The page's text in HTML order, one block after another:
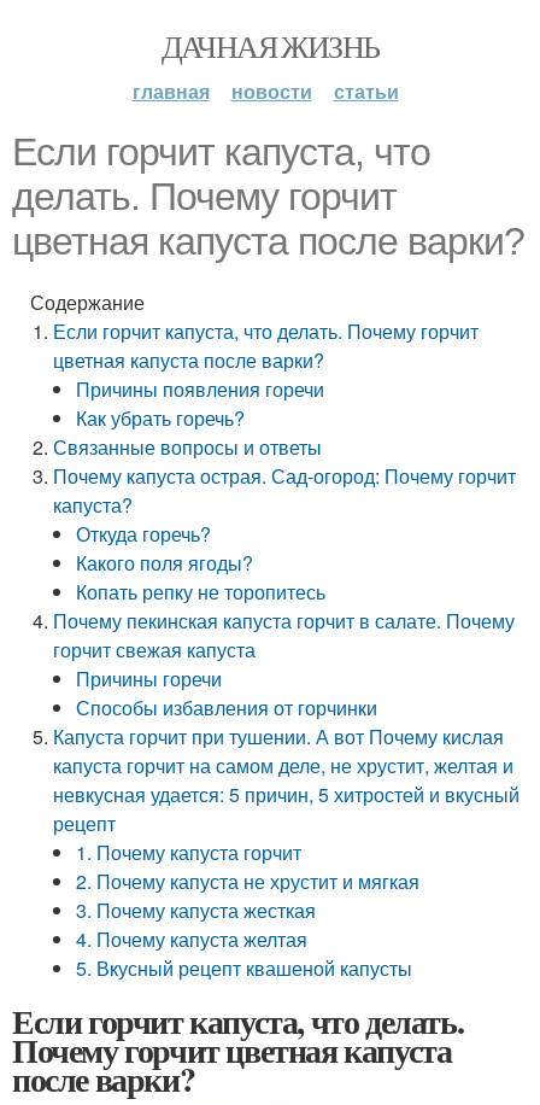
ДАЧНАЯ ЖИЗНЬ
главная новости статьи
Если горчит капуста, что
делать. Почему горчит
цветная капуста после варки?
Содержание
Если горчит капуста, что делать. Почему горчит
цветная капуста после варки?
Причины появления горечи
Как убрать горечь?
Связанные вопросы и ответы
Почему капуста острая. Сад-огород: Почему горчит
капуста?
Откуда горечь?
Какого поля ягоды?
Копать репку не торопитесь
Почему пекинская капуста горчит в салате. Почему
горчит свежая капуста
Причины горечи
Способы избавления от горчинки
Капуста горчит при тушении. А вот Почему кислая
капуста горчит на самом деле, не хрустит, желтая и
невкусная удается: 5 причин, 5 хитростей и вкусный
рецепт
1. Почему капуста горчит
2. Почему капуста не хрустит и мягкая
3. Почему капуста жесткая
4. Почему капуста желтая
5. Вкусный рецепт квашеной капусты
Если горчит капуста, что делать.
Почему горчит цветная капуста
после варки?